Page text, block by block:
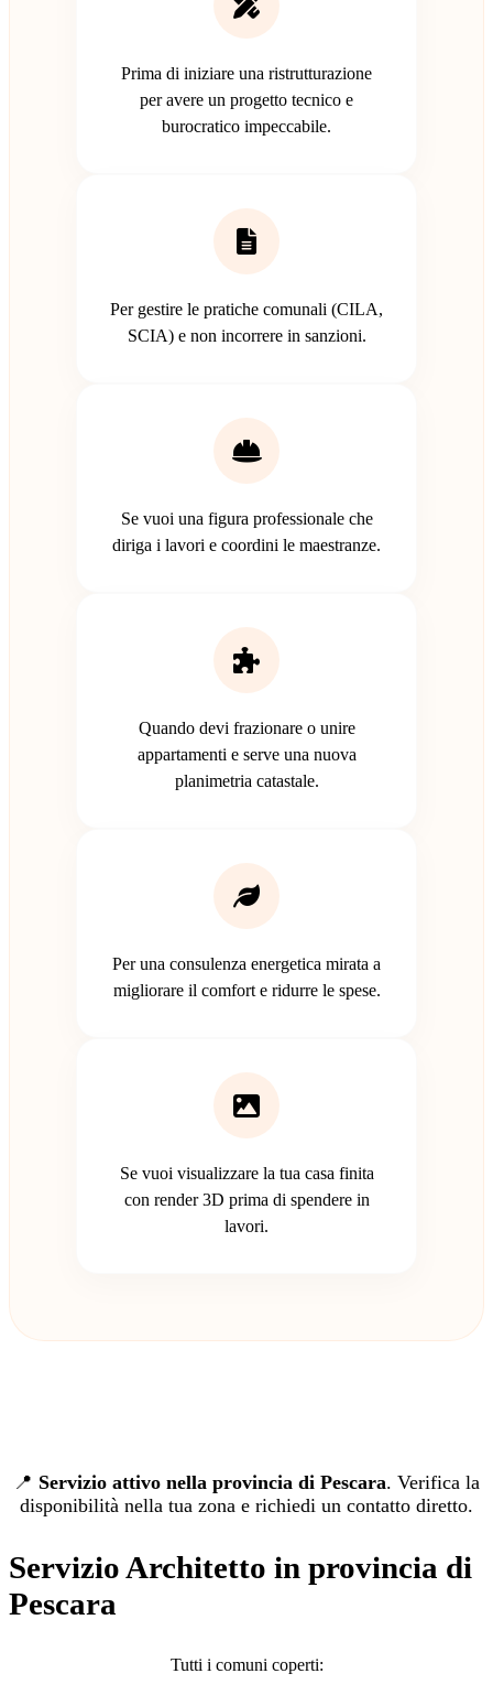
Prima di iniziare una ristrutturazione
per avere un progetto tecnico e
burocratico impeccabile.
Per gestire le pratiche comunali (CILA,
SCIA) e non incorrere in sanzioni.
Se vuoi una figura professionale che
diriga i lavori e coordini le maestranze.
Quando devi frazionare o unire
appartamenti e serve una nuova
planimetria catastale.
Per una consulenza energetica mirata a
migliorare il comfort e ridurre le spese.
Se vuoi visualizzare la tua casa finita
con render 3D prima di spendere in
lavori.
📍 Servizio attivo nella provincia di Pescara. Verifica la
disponibilità nella tua zona e richiedi un contatto diretto.
Servizio Architetto in provincia di
Pescara
Tutti i comuni coperti: